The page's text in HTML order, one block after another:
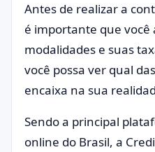
Antes de realizar a
é importante que você
modalidades e suas
você possa ver qual
encaixa na sua
Sendo a principal
online do Brasil, a